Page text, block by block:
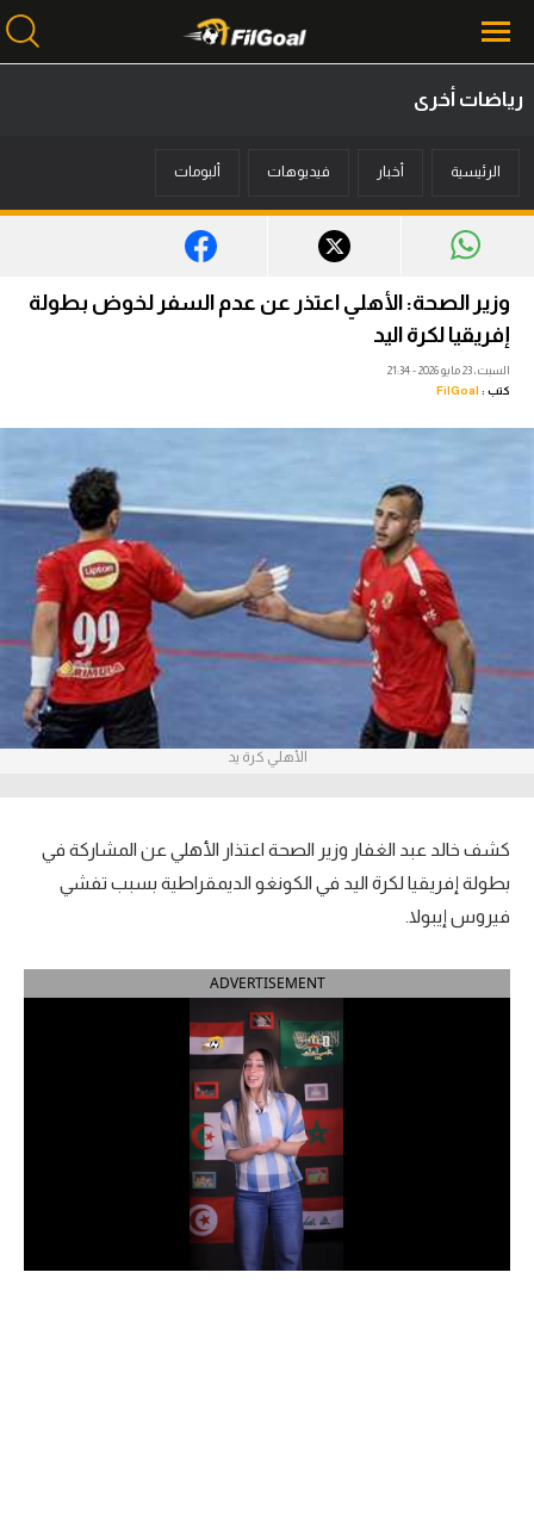
أخبار
ميركاتو
فانتازي في الجول
مسابقة التوقعات
عدسات
آراء حرة
ركن الألعاب
بطولات
أمريكا 2026
الدوري الإنجليزي الممتاز
الدوري الإسباني
الدوري السعودي للمحترفين
دوري أبطال إفريقيا
رياضات أخرى
الرئيسية أخبار فيديوهات ألبومات
وزير الصحة: الأهلي اعتذر عن عدم السفر لخوض بطولة
إفريقيا لكرة اليد
السبت، 23 مايو 2026 - 21:34
كتب : FilGoal
الأهلي كرة يد
كشف خالد عبد الغفار وزير الصحة اعتذار الأهلي عن المشاركة في
بطولة إفريقيا لكرة اليد في الكونغو الديمقراطية بسبب تفشي
فيروس إيبولا.
ADVERTISEMENT